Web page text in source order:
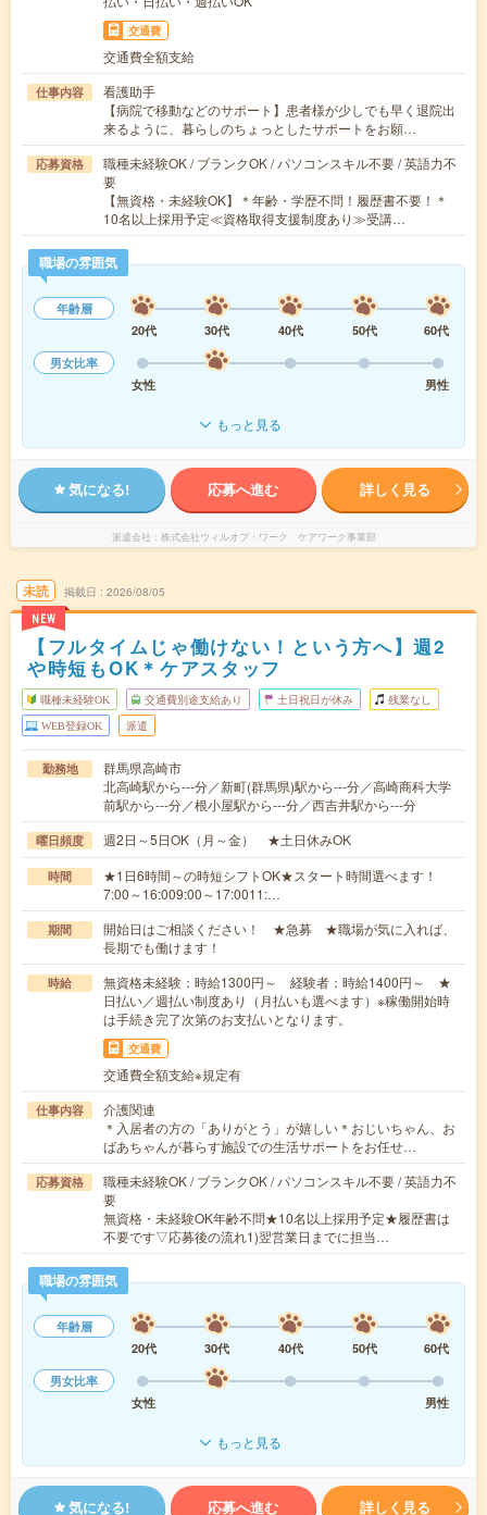
交通費
交通費全額支給
仕事内容
看護助手
【病院で移動などのサポート】患者様が少しでも早く退院出
来るように、暮らしのちょっとしたサポートをお願…
応募資格
職種未経験OK / ブランクOK / パソコンスキル不要 / 英語力不
要
【無資格・未経験OK】＊年齢・学歴不問！履歴書不要！＊
10名以上採用予定≪資格取得支援制度あり≫受講…
職場の雰囲気
年齢層
20代
30代 40代 50代
60代
男女比率
女性
男性
もっと見る
気になる! 応募へ進む 詳しく見る
派遣会社 株式会社ウィルオブ・ワーク ケアワーク事業部
未読
NEW
掲載日 2026/08/05
【フルタイムじゃ働けない！という方へ】週2
や時短もOK＊ケアスタッフ
職種未経験OK 交通費別途支給あり 土日祝日が休み 残業なし
WEB登録OK 派遣
勤務地
群馬県高崎市
北高崎駅から---分／新町(群馬県)駅から---分／高崎商科大学
前駅から---分／根小屋駅から---分／西吉井駅から---分
曜日頻度 週2日～5日OK（月～金） ★土日休みOK
時間
★1日6時間～の時短シフトOK★スタート時間選べます！
7:00～16:009:00～17:0011:…
期間
開始日はご相談ください！ ★急募 ★職場が気に入れば、
長期でも働けます！
時給
無資格未経験：時給1300円～ 経験者：時給1400円～ ★
日払い／週払い制度あり（月払いも選べます）※稼働開始時
は手続き完了次第のお支払いとなります。
交通費
交通費全額支給※規定有
仕事内容
介護関連
＊入居者の方の「ありがとう」が嬉しい＊おじいちゃん、お
ばあちゃんが暮らす施設での生活サポートをお任せ…
応募資格
職種未経験OK / ブランクOK / パソコンスキル不要 / 英語力不
要
無資格・未経験OK年齢不問★10名以上採用予定★履歴書は
不要です▽応募後の流れ1)翌営業日までに担当…
職場の雰囲気
年齢層
20代
30代 40代 50代
60代
男女比率
女性
男性
もっと見る
気になる! 応募へ進む 詳しく見る